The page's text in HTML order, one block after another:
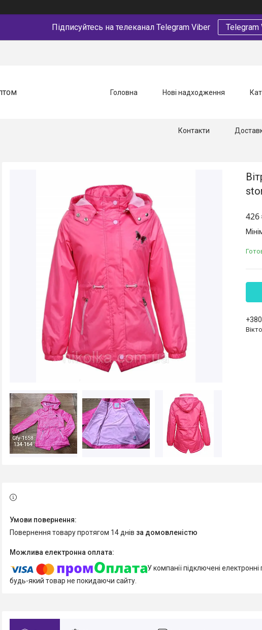
Підписуйтесь на телеканал Telegram Viber Telegram
Головна Нові надходження
Контакти
426
повернення товару протягом 14 днів за домовленістю
У компанії підключені
будь-який товар не покидаючи сайту.